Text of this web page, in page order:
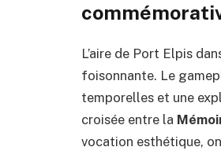
L’aire de Port Elpis
foisonnante. Le
temporelles et une
croisée entre la
vocation esthétique,